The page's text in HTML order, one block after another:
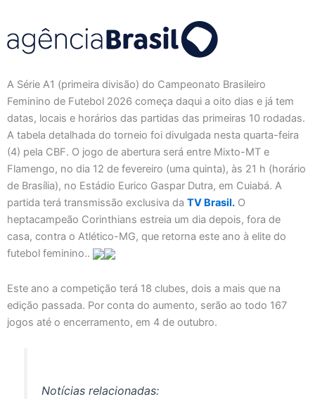
A Série A1 (primeira divisão) do Campeonato Brasileiro
Feminino de Futebol 2026 começa daqui a oito dias e já tem
datas, locais e horários das partidas das primeiras 10 rodadas.
A tabela detalhada do torneio foi divulgada nesta quarta-feira
(4) pela CBF. O jogo de abertura será entre Mixto-MT e
Flamengo, no dia 12 de fevereiro (uma quinta), às 21 h (horário
de Brasília), no Estádio Eurico Gaspar Dutra, em Cuiabá. A
partida terá transmissão exclusiva da TV Brasil. O
heptacampeão Corinthians estreia um dia depois, fora de
casa, contra o Atlético-MG, que retorna este ano à elite do
futebol feminino..
Este ano a competição terá 18 clubes, dois a mais que na
edição passada. Por conta do aumento, serão ao todo 167
jogos até o encerramento, em 4 de outubro.
Notícias relacionadas: